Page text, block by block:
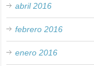
abril 2016
febrero 2016
enero 2016